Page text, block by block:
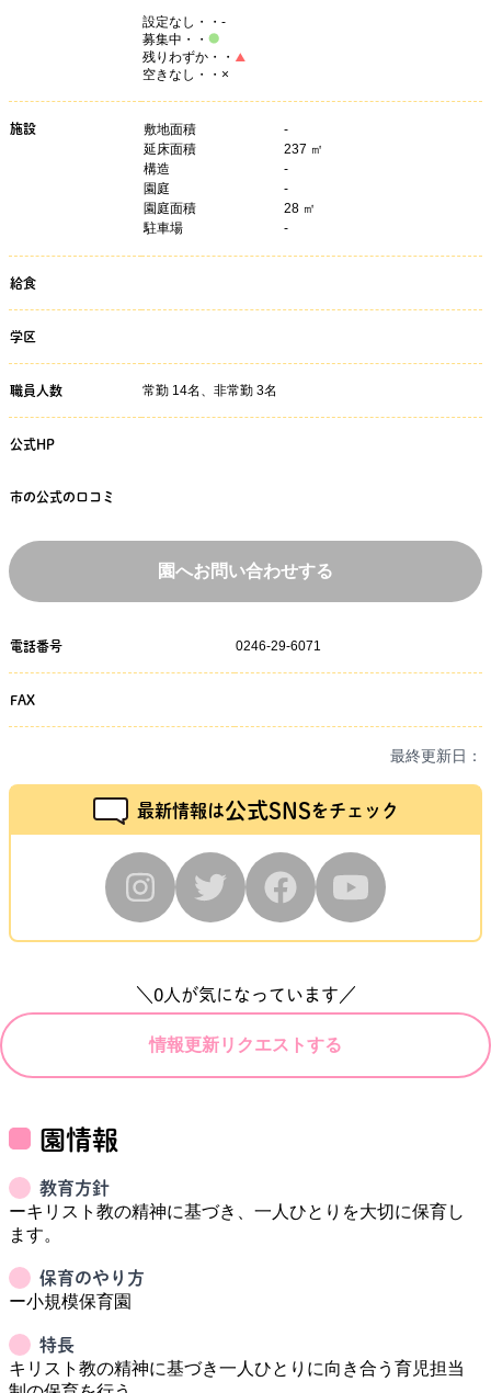
設定なし・・-
募集中・・
残りわずか・・
空きなし・・×
施設 敷地面積
-
延床面積
237 ㎡
構造
-
園庭
-
園庭面積
28 ㎡
駐車場
-
給食
学区
職員人数 常勤 14名、非常勤 3名
公式HP
市の公式の口コミ
園へお問い合わせする
電話番号 0246-29-6071
FAX
最終更新日：
最新情報は公式SNSをチェック
＼ 0人が気になっています／
情報更新リクエストする
園情報
教育方針
ーキリスト教の精神に基づき、一人ひとりを大切に保育し
保育のやり方
ー小規模保育園
特長
キリスト教の精神に基づき一人ひとりに向き合う育児担当